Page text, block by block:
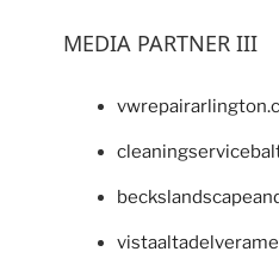
MEDIA PARTNER III